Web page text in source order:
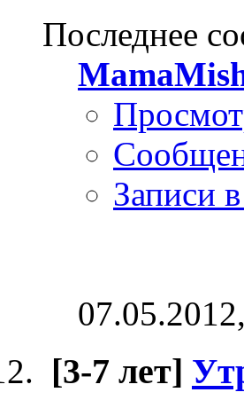
Последнее
Записи
07.05.2012,
[3-7 лет]